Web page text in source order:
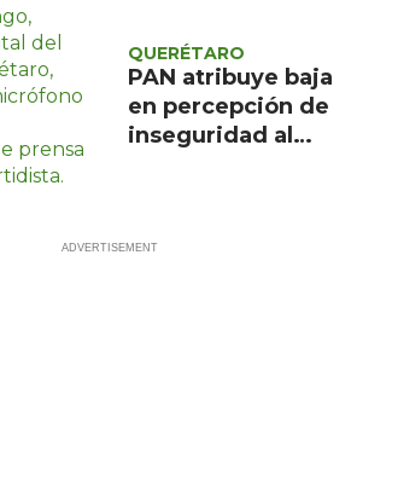
QUERÉTARO
PAN atribuye baja
en percepción de
inseguridad al